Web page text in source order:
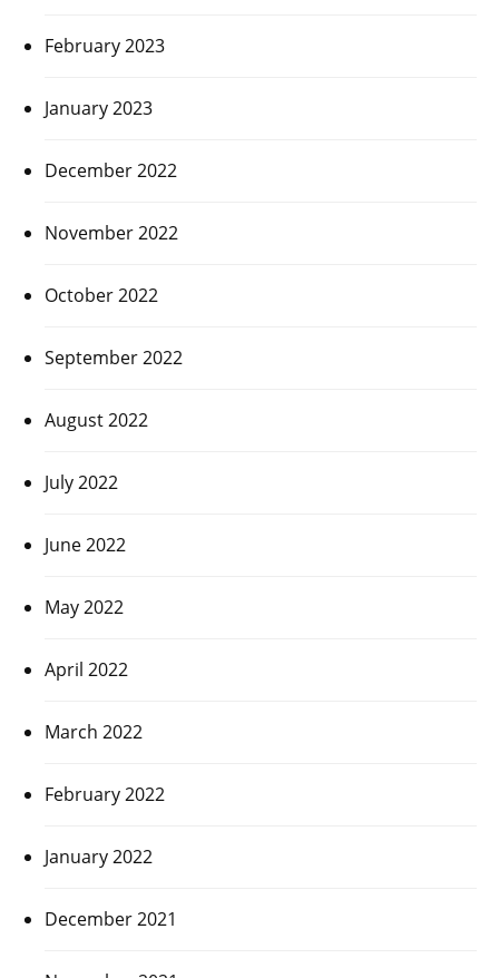
February 2023
January 2023
December 2022
November 2022
October 2022
September 2022
August 2022
July 2022
June 2022
May 2022
April 2022
March 2022
February 2022
January 2022
December 2021